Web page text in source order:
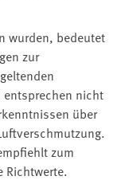
wurden, bedeutet
zur
entsprechen nicht
über
zum
Richtwerte.